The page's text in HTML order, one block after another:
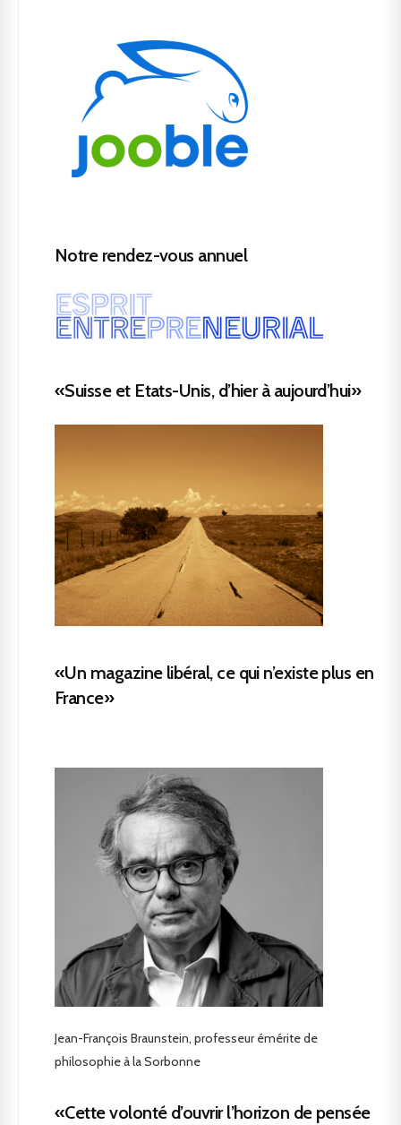
Notre rendez-vous annuel
«Suisse et Etats-Unis, d’hier à aujourd’hui»
«Un magazine libéral, ce qui n’existe plus en
France»
Jean-François Braunstein, professeur émérite de
philosophie à la Sorbonne
«Cette volonté d’ouvrir l’horizon de pensée